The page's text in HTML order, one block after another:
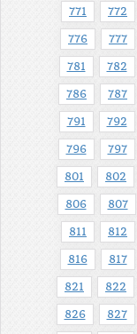
771 772
776 777
781 782
786 787
791 792
796 797
801 802
806 807
811 812
816 817
821 822
826 827